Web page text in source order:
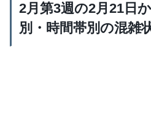
2月第3週の2月21日
別・時間帯別の混雑